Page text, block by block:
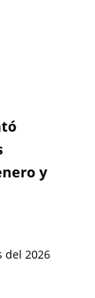
y
del 2026